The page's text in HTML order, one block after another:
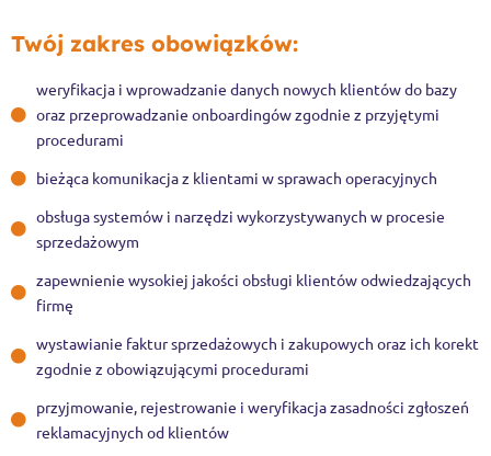
Twój zakres obowiązków:
weryfikacja i wprowadzanie danych nowych klientów do bazy
oraz przeprowadzanie onboardingów zgodnie z przyjętymi
procedurami
bieżąca komunikacja z klientami w sprawach operacyjnych
obsługa systemów i narzędzi wykorzystywanych w procesie
sprzedażowym
zapewnienie wysokiej jakości obsługi klientów odwiedzających
firmę
wystawianie faktur sprzedażowych i zakupowych oraz ich korekt
zgodnie z obowiązującymi procedurami
przyjmowanie, rejestrowanie i weryfikacja zasadności zgłoszeń
reklamacyjnych od klientów